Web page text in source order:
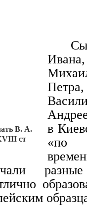
В. А.
ст
в
«по
разные